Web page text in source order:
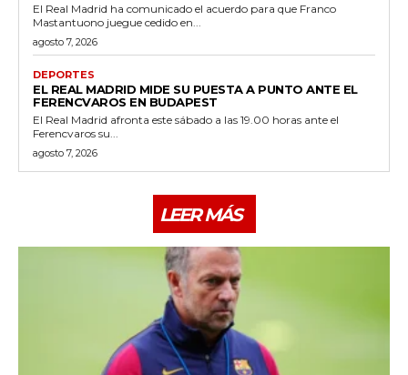
El Real Madrid ha comunicado el acuerdo para que Franco
Mastantuono juegue cedido en...
agosto 7, 2026
DEPORTES
EL REAL MADRID MIDE SU PUESTA A PUNTO ANTE EL
FERENCVAROS EN BUDAPEST
El Real Madrid afronta este sábado a las 19.00 horas ante el
Ferencvaros su...
agosto 7, 2026
LEER MÁS